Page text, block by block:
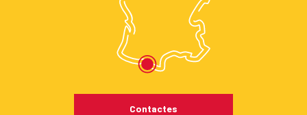
Contactes